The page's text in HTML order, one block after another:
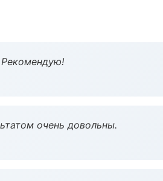
Рекомендую!
очень довольны.